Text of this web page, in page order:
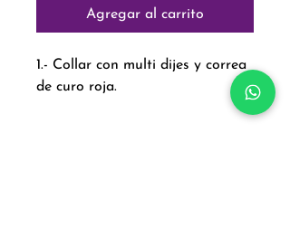
Agregar al carrito
1.- Collar con multi dijes y correa
de curo roja.